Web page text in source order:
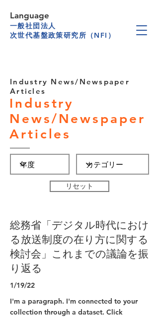
一般社団法人
次世代基盤政策研究所（NFI）
Language
Industry News/Newspaper
Articles
Industry
News/Newspaper
Articles
リセット
総務省「デジタル時代におけ
る放送制度の在り方に関する
検討会」これまでの議論を振
り返る
1/19/22
I'm a paragraph. I'm connected to your
collection through a dataset. Click